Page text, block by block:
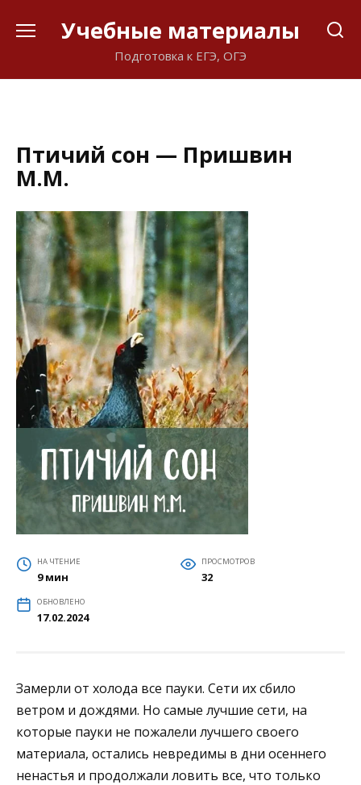
Учебные материалы
Подготовка к ЕГЭ, ОГЭ
Птичий сон — Пришвин
М.М.
НА ЧТЕНИЕ
9 мин
ПРОСМОТРОВ
32
ОБНОВЛЕНО
17.02.2024
Замерли от холода все пауки. Сети их сбило
ветром и дождями. Но самые лучшие сети, на
которые пауки не пожалели лучшего своего
материала, остались невредимы в дни осеннего
ненастья и продолжали ловить все, что только